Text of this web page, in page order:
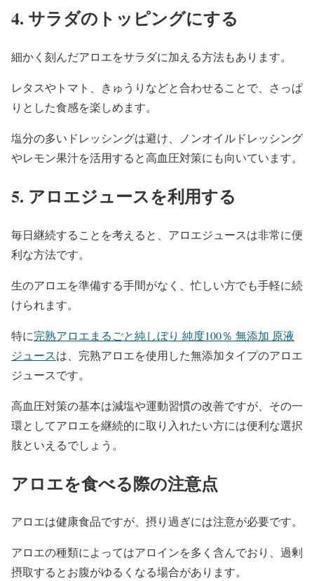
4. サラダのトッピングにする
細かく刻んだアロエをサラダに加える方法もあります。
レタスやトマト、きゅうりなどと合わせることで、さっぱ
りとした食感を楽しめます。
塩分の多いドレッシングは避け、ノンオイルドレッシング
やレモン果汁を活用すると高血圧対策にも向いています。
5. アロエジュースを利用する
毎日継続することを考えると、アロエジュースは非常に便
利な方法です。
生のアロエを準備する手間がなく、忙しい方でも手軽に続
けられます。
特に完熟アロエまるごと純しぼり 純度100％ 無添加 原液
ジュースは、完熟アロエを使用した無添加タイプのアロエ
ジュースです。
高血圧対策の基本は減塩や運動習慣の改善ですが、その一
環としてアロエを継続的に取り入れたい方には便利な選択
肢といえるでしょう。
アロエを食べる際の注意点
アロエは健康食品ですが、摂り過ぎには注意が必要です。
アロエの種類によってはアロインを多く含んでおり、過剰
摂取するとお腹がゆるくなる場合があります。